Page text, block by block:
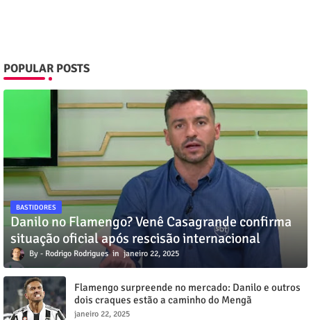
POPULAR POSTS
BASTIDORES
Danilo no Flamengo? Venê Casagrande confirma
situação oficial após rescisão internacional
Rodrigo Rodrigues janeiro 22, 2025
Flamengo surpreende no mercado: Danilo e outros
dois craques estão a caminho do Mengã
janeiro 22, 2025